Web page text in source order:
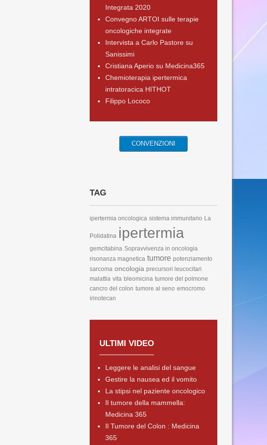
Integrata 2020
Convegno ARTOI sulle terapie
oncologiche integrate
Intervista a Carlo Pastore su
Sanissimi
Cristiana Aperio su Medicina365
Chemioterapia ipertermica
intratoracica HITHOT
Filippo Lococo
CONVENZIONI
TAG
ipertermia oncologica sistema immunitario La
Polidatina ipertermia
gemcitabina Sopravvivenza in oncologia
risonanza magnetica tumore potenziamento
sarcoma oncologia precursori leucocitari
malattia vita bleomicina tumore del polmone
cancro del colon tumore al seno emocromo
irinotecan
ULTIMI VIDEO
Leggere le analisi del sangue
Gestire la nausea ed il vomito
La stipsi nel paziente oncologico
Il tumore della mammella:
Medicina 365
Il Tumore del Colon : Medicina
365